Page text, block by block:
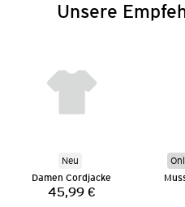
Unsere
Neu
Damen Cordjacke
Preis:
45,99 €